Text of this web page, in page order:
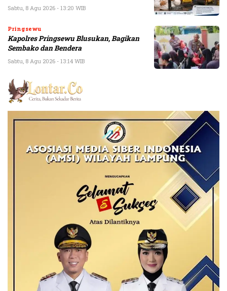
Sabtu, 8 Agu 2026 - 13:20 WIB
Pringsewu
Kapolres Pringsewu Blusukan, Bagikan
Sembako dan Bendera
Sabtu, 8 Agu 2026 - 13:14 WIB